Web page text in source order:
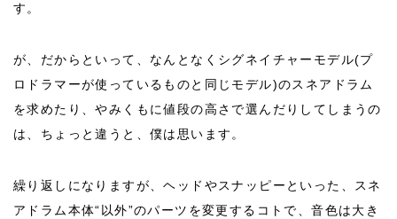
す。
が、だからといって、なんとなくシグネイチャーモデル(プ
ロドラマーが使っているものと同じモデル)のスネアドラム
を求めたり、やみくもに値段の高さで選んだりしてしまうの
は、ちょっと違うと、僕は思います。
繰り返しになりますが、ヘッドやスナッピーといった、スネ
アドラム本体“以外”のパーツを変更するコトで、音色は大き